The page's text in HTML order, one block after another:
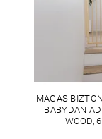
MAGAS
BABYDAN
WOOD,